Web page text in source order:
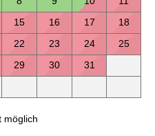
15 16 17
18
22 23 24
25
29 30
31
möglich